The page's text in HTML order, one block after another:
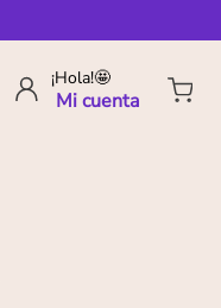
¡Hola!🤩